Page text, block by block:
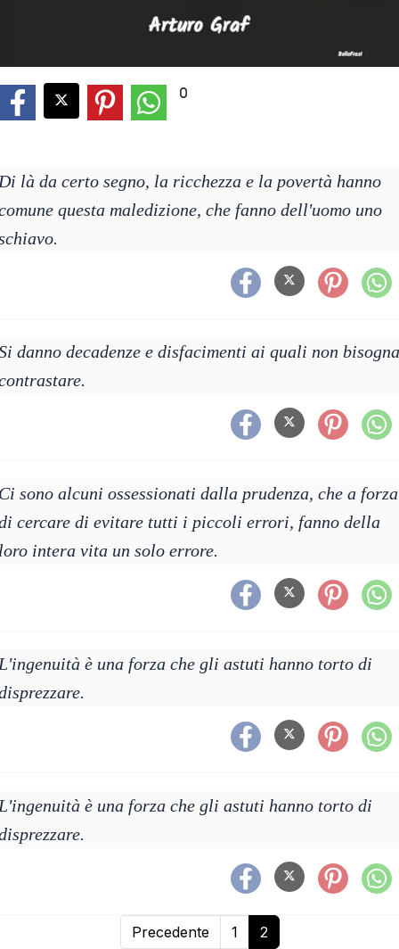
0
là da certo segno, la ricchezza e la povertà hanno
questa maledizione, che fanno dell'uomo uno
danno decadenze e disfacimenti ai quali non bisogna
sono alcuni ossessionati dalla prudenza, che a forza
cercare di evitare tutti i piccoli errori, fanno della
intera vita un solo errore.
è una forza che gli astuti hanno torto di
è una forza che gli astuti hanno torto di
Precedente 1 2